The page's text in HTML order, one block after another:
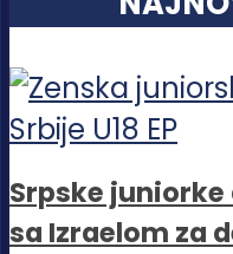
Srpske
sa Izraelom za